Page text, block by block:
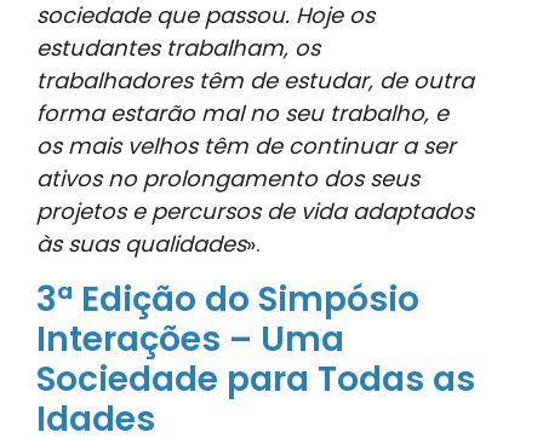
sociedade que passou. Hoje os
estudantes trabalham, os
trabalhadores têm de estudar, de outra
forma estarão mal no seu trabalho, e
os mais velhos têm de continuar a ser
ativos no prolongamento dos seus
projetos e percursos de vida adaptados
às suas qualidades».
3ª Edição do Simpósio
Interações – Uma
Sociedade para Todas as
Idades